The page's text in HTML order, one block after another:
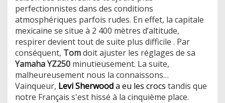
perfectionnistes dans des conditions
atmosphériques parfois rudes. En effet, la capitale
mexicaine se situe à 2 400 mètres d’altitude,
respirer devient tout de suite plus difficile . Par
conséquent, Tomdoit ajuster les réglages de sa
Yamaha YZ250 minutieusement. La suite,
malheureusement nous la connaissons…
Vainqueur, Levi Sherwooda eu les crocs tandis que
notre Français s'est hissé à la cinquième place.